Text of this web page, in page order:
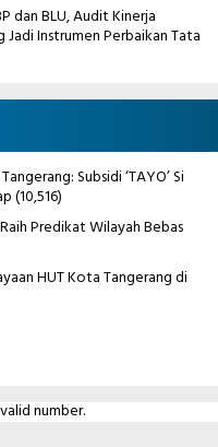
dan BLU, Audit Kinerja
Jadi Instrumen Perbaikan Tata
Subsidi ‘TAYO’ Si
(10,516)
Predikat Wilayah Bebas
HUT Kota Tangerang di
number.